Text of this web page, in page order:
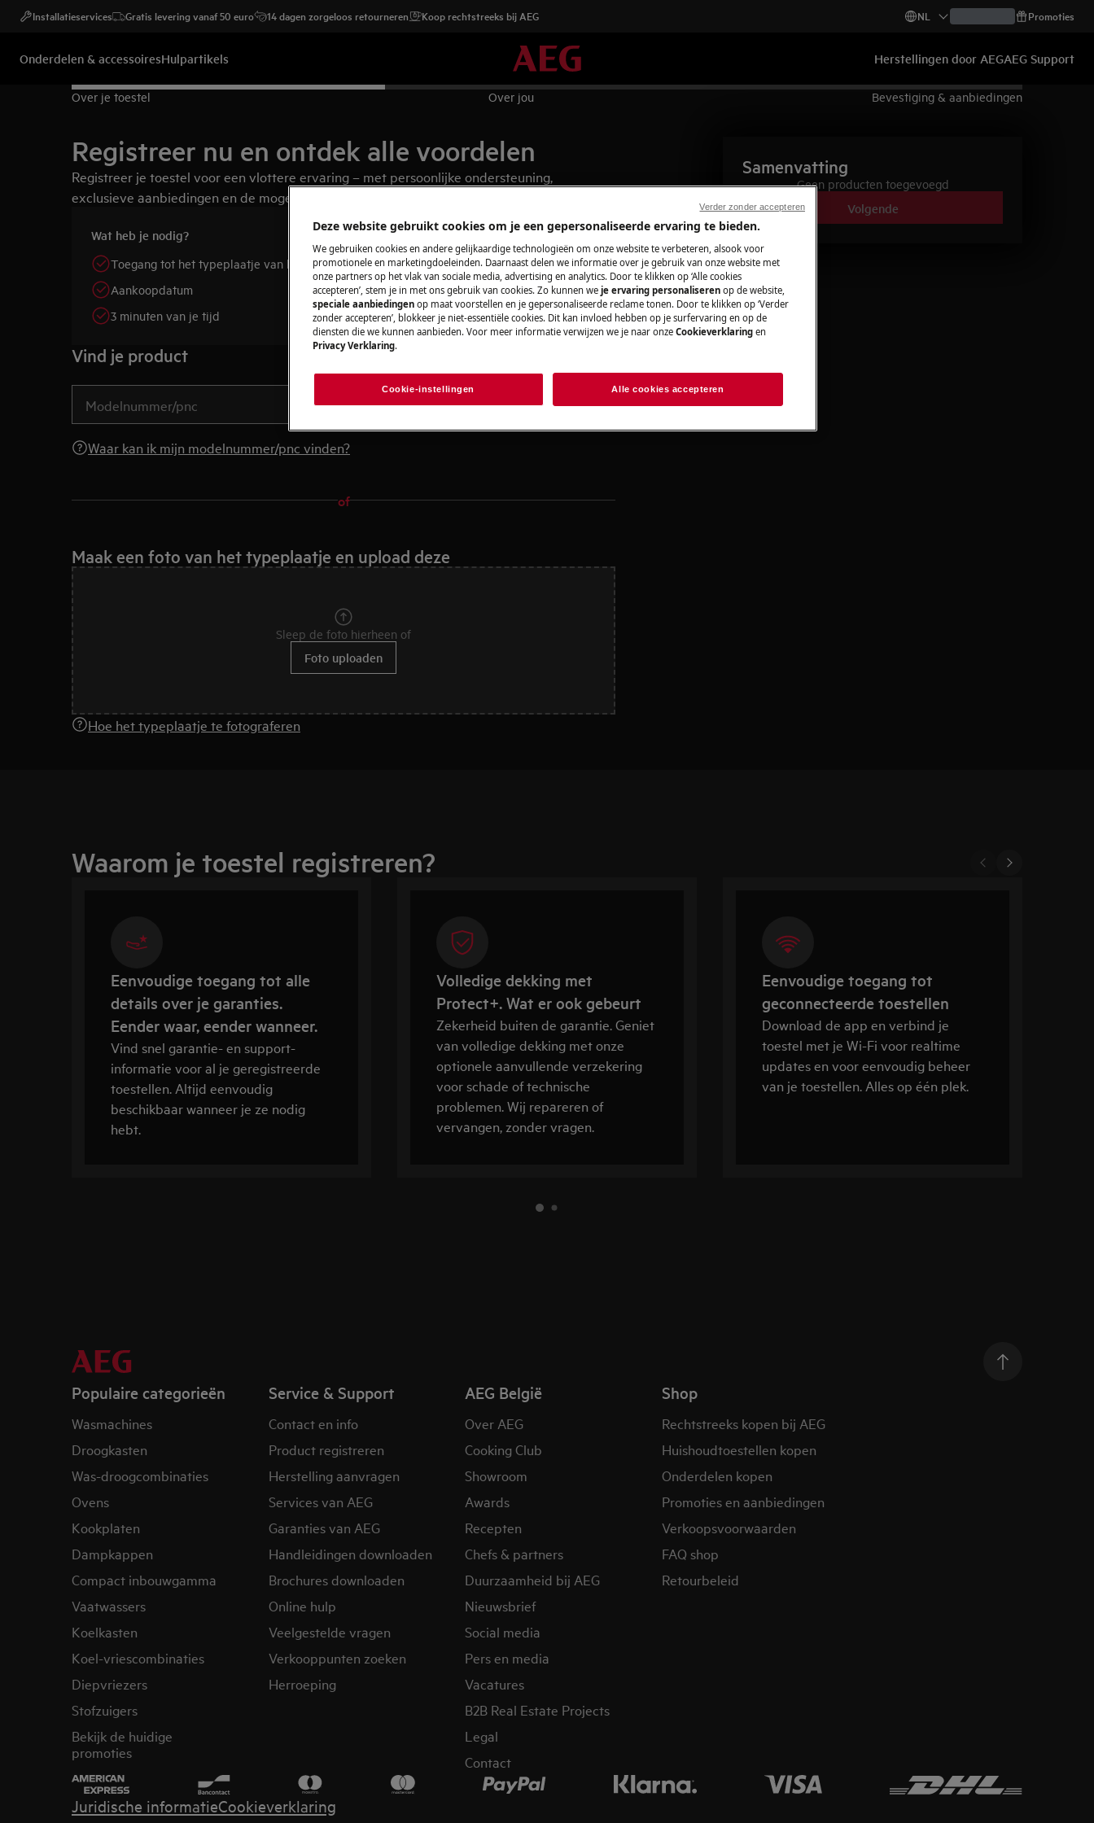
Installatieservices Gratis levering vanaf 50 euro 14 dagen zorgeloos retourneren Koop rechtstreeks bij AEG NL Promoties
Onderdelen & accessoiresHulpartikels Herstellingen door AEGAEG Support
Over je toestel Over jou Bevestiging & aanbiedingen
Registreer nu en ontdek alle voordelen
Registreer je toestel voor een vlottere ervaring – met persoonlijke ondersteuning,
exclusieve aanbiedingen en de mogelijkheid om je garantie te verlengen.
Wat heb je nodig?
Toegang tot het typeplaatje van het toestel
Aankoopdatum
3 minuten van je tijd
Vind je product
Waar kan ik mijn modelnummer/pnc vinden?
of
Maak een foto van het typeplaatje en upload deze
Sleep de foto hierheen of
Foto uploaden
Hoe het typeplaatje te fotograferen
Samenvatting
Geen producten toegevoegd
Volgende
Waarom je toestel registreren?
Eenvoudige toegang tot alle
details over je garanties.
Eender waar, eender wanneer.
Vind snel garantie- en support-
informatie voor al je geregistreerde
toestellen. Altijd eenvoudig
beschikbaar wanneer je ze nodig
hebt.
Volledige dekking met
Protect+. Wat er ook gebeurt
Zekerheid buiten de garantie. Geniet
van volledige dekking met onze
optionele aanvullende verzekering
voor schade of technische
problemen. Wij repareren of
vervangen, zonder vragen.
Eenvoudige toegang tot
geconnecteerde toestellen
Download de app en verbind je
toestel met je Wi-Fi voor realtime
updates en voor eenvoudig beheer
van je toestellen. Alles op één plek.
Populaire categorieën
Wasmachines
Droogkasten
Was-droogcombinaties
Ovens
Kookplaten
Dampkappen
Compact inbouwgamma
Vaatwassers
Koelkasten
Koel-vriescombinaties
Diepvriezers
Stofzuigers
Bekijk de huidige
promoties
Service & Support
Contact en info
Product registreren
Herstelling aanvragen
Services van AEG
Garanties van AEG
Handleidingen downloaden
Brochures downloaden
Online hulp
Veelgestelde vragen
Verkooppunten zoeken
Herroeping
AEG België
Over AEG
Cooking Club
Showroom
Awards
Recepten
Chefs & partners
Duurzaamheid bij AEG
Nieuwsbrief
Social media
Pers en media
Vacatures
B2B Real Estate Projects
Legal
Contact
Shop
Rechtstreeks kopen bij AEG
Huishoudtoestellen kopen
Onderdelen kopen
Promoties en aanbiedingen
Verkoopsvoorwaarden
FAQ shop
Retourbeleid​
Juridische informatieCookieverklaring
Deze website gebruikt cookies om je een gepersonaliseerde ervaring te bieden.
We gebruiken cookies en andere gelijkaardige technologieën om onze website te verbeteren, alsook voor
promotionele en marketingdoeleinden. Daarnaast delen we informatie over je gebruik van onze website met
onze partners op het vlak van sociale media, advertising en analytics. Door te klikken op ‘Alle cookies
accepteren’, stem je in met ons gebruik van cookies. Zo kunnen we je ervaring personaliseren op de website,
speciale aanbiedingen op maat voorstellen en je gepersonaliseerde reclame tonen. Door te klikken op ‘Verder
zonder accepteren’, blokkeer je niet-essentiële cookies. Dit kan invloed hebben op je surfervaring en op de
diensten die we kunnen aanbieden. Voor meer informatie verwijzen we je naar onze Cookieverklaring en
Privacy Verklaring.
Cookie-instellingen Alle cookies accepteren
Verder zonder accepteren